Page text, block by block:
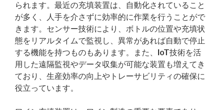
られます。最近の充填装置は、自動化されていること
が多く、人手を介さずに効率的に作業を行うことがで
きます。センサー技術により、ボトルの位置や充填状
態をリアルタイムで監視し、異常があれば自動で停止
する機能を持つものもあります。また、IoT技術を活
用した遠隔監視やデータ収集が可能な装置も増えてき
ており、生産効率の向上やトレーサビリティの確保に
役立っています。